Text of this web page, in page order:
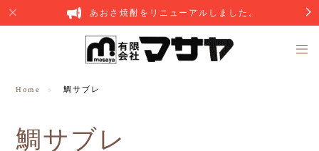
あおさ焼酎をリニューアルしました。
Home 鯛サブレ
鯛サブレ